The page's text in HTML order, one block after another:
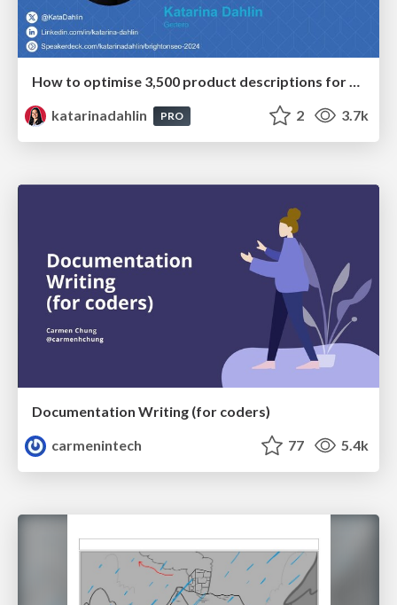
How to optimise 3,500 product descriptions for ecommerce in one day using ChatGPT
katarinadahlin
PRO 2 3.7k
Documentation Writing (for coders)
carmenintech
77 5.4k